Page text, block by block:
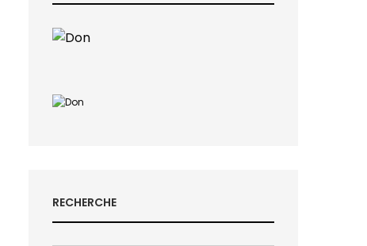
RECHERCHE